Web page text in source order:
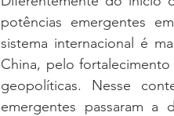
potências emergentes
sistema internacional é
China, pelo
geopolíticas. Nesse
emergentes passaram a